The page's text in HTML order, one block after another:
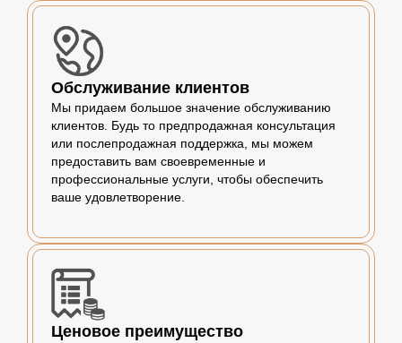
Обслуживание клиентов
Мы придаем большое значение обслуживанию
клиентов. Будь то предпродажная консультация
или послепродажная поддержка, мы можем
предоставить вам своевременные и
профессиональные услуги, чтобы обеспечить
ваше удовлетворение.
Ценовое преимущество